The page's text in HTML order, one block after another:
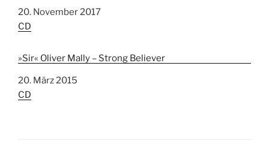
Datum
20. November 2017
In Bezug auf
CD
»Sir« Oliver Mally – Strong Believer
Datum
20. März 2015
In Bezug auf
CD